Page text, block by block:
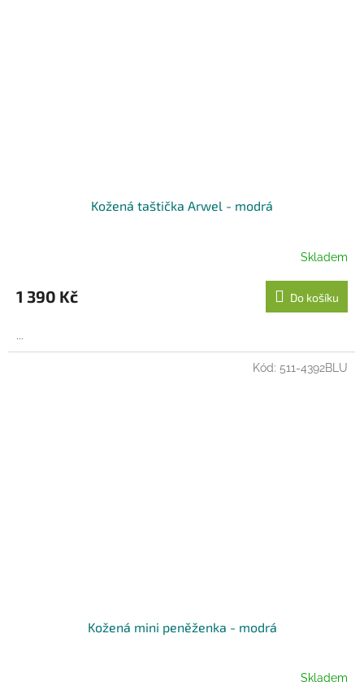
Kožená taštička Arwel - modrá
Skladem
1 390 Kč Do košíku
...
Kožená mini peněženka - modrá
Skladem
Kód: 511-4392BLU